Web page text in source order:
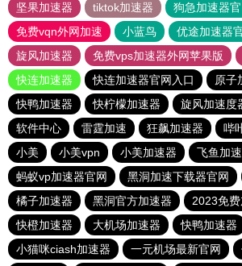
坚果加速器
tiktok加速器
狗急加速器
免费vqn外网加速
小蓝鸟 优途加速器
旋风加速器
免费vps加速器外网苹果版
快连加速器
快连加速器官网入口
原子
快鸭加速器
快柠檬加速器 旋风加速度
软件中心
雷霆加速 狂飙加速器 哔
小美
小美vpn 小美加速器 飞鱼加
蚂蚁vp加速器官网
黑洞加速下载器官网
橘子加速器
黑洞官方加速器
2023免
快橙加速器
大机场加速器
快鸭加速器
小猫咪ciash加速器
一元机场最新官网